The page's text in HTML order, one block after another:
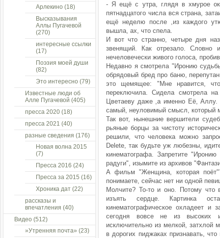
- Я ещё с утра, глядя в хмурое
пятнадцатого числа вся страна,
ещё неделю после ,из каждого
вышла, ах, что спела.
И вот что странно, четыре дня
звенящий. Как отрезало. Словно
нечеловечески живого голоса,
Недавно я смотрела "Иронию
обрядовый бред про баню,
это щемящее: "Мне нравится,
переключила. Сидела смотрела
Цветаеву даже ,а именно Её, Аллу.
самый, неуловимый смысл, который
Так вот, нынешние вершители
рьяные борцы за чистоту
решили, что человека можно
Delete, так будьте уж любезны,
кинематографа. Запретите
радуги", изымите из архивов
А фильм "Женщина, которая
понимаете, сейчас нет ни одной
Молчите? То-то и оно. Потому что
изъять сердце. Картинка
кинематографическое охладеет и
сегодня вовсе не из высоких
исключительно из мелкой, затхлой
в дорогих пиджаках признавать,
Арлекино (18)
Высказывания
Аллы Пугачевой
(270)
интересные ссылки
(17)
Поэзия моей души
(82)
Это интересно (79)
Известные люди об
Алле Пугачевой (405)
пресса 2020 (18)
пресса 2021 (40)
разные сведения (176)
Новая волна 2015
(7)
Пресса 2016 (24)
Пресса за 2015 (16)
Хроника дат (22)
рассказы и
впечатления (40)
Видео (512)
»Утренняя почта» (23)